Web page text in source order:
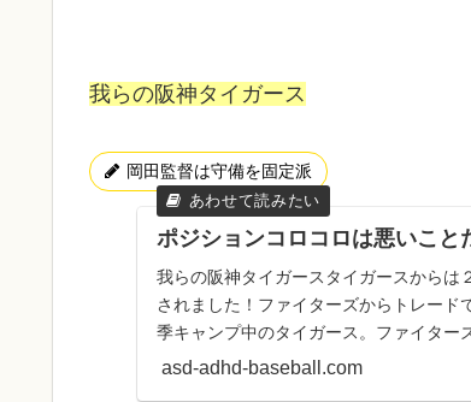
我らの阪神タイガース
岡田監督は守備を固定派
ポジションコロコロは悪いこと
我らの阪神タイガースタイガースからは
されました！ファイターズからトレード
季キャンプ中のタイガース。ファイター
が、本職のセカンドではなく...
asd-adhd-baseball.com